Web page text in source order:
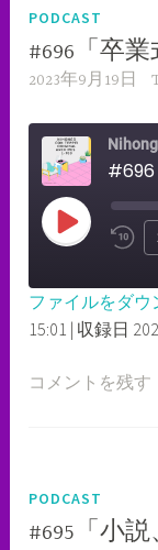
PODCAST
#696「卒
2023年9月19日
#696
PLAY
10
SHARE
LINK
ファイルをダウ
15:01 | 収録日
コメントを残す
PODCAST
#695「小